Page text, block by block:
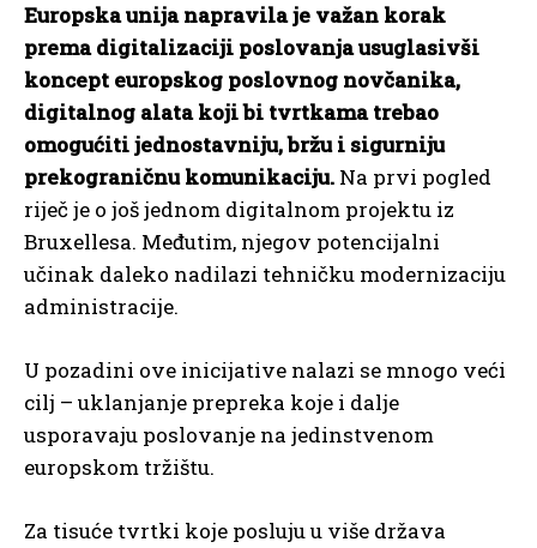
Europska unija napravila je važan korak
prema digitalizaciji poslovanja usuglasivši
koncept europskog poslovnog novčanika,
digitalnog alata koji bi tvrtkama trebao
omogućiti jednostavniju, bržu i sigurniju
prekograničnu komunikaciju. Na prvi pogled
riječ je o još jednom digitalnom projektu iz
Bruxellesa. Međutim, njegov potencijalni
učinak daleko nadilazi tehničku modernizaciju
administracije.
U pozadini ove inicijative nalazi se mnogo veći
cilj – uklanjanje prepreka koje i dalje
usporavaju poslovanje na jedinstvenom
europskom tržištu.
Za tisuće tvrtki koje posluju u više država